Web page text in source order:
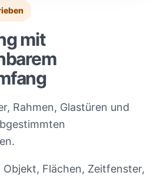
mit
Rahmen, Glastüren und
Flächen, Zeitfenster,